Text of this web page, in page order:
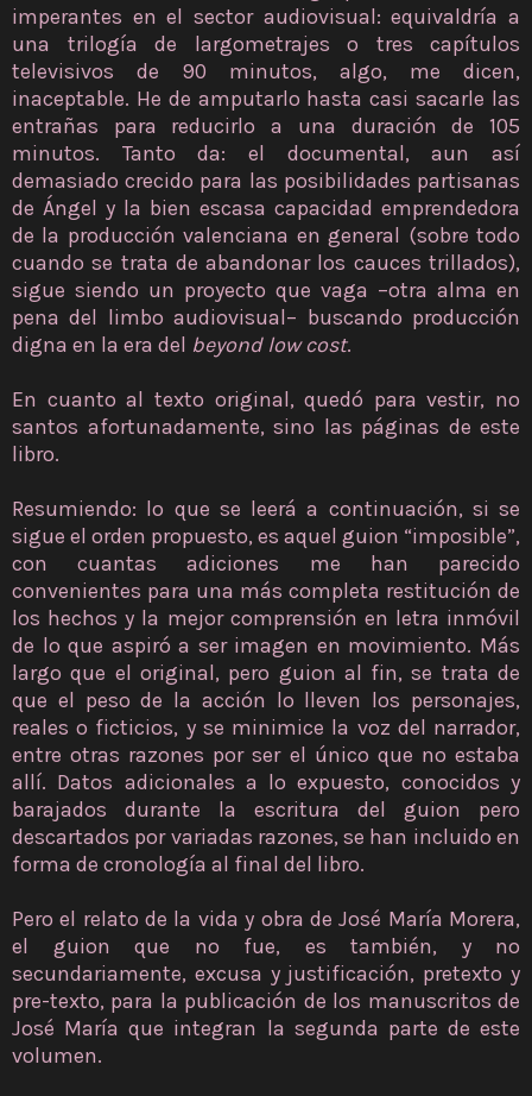
imperantes en el sector audiovisual: equivaldría a
una trilogía de largometrajes o tres capítulos
televisivos de 90 minutos, algo, me dicen,
inaceptable. He de amputarlo hasta casi sacarle las
entrañas para reducirlo a una duración de 105
minutos. Tanto da: el documental, aun así
demasiado crecido para las posibilidades partisanas
de Ángel y la bien escasa capacidad emprendedora
de la producción valenciana en general (sobre todo
cuando se trata de abandonar los cauces trillados),
sigue siendo un proyecto que vaga –otra alma en
pena del limbo audiovisual– buscando producción
digna en la era del beyond low cost.
En cuanto al texto original, quedó para vestir, no
santos afortunadamente, sino las páginas de este
libro.
Resumiendo: lo que se leerá a continuación, si se
sigue el orden propuesto, es aquel guion “imposible”,
con cuantas adiciones me han parecido
convenientes para una más completa restitución de
los hechos y la mejor comprensión en letra inmóvil
de lo que aspiró a ser imagen en movimiento. Más
largo que el original, pero guion al fin, se trata de
que el peso de la acción lo lleven los personajes,
reales o ficticios, y se minimice la voz del narrador,
entre otras razones por ser el único que no estaba
allí. Datos adicionales a lo expuesto, conocidos y
barajados durante la escritura del guion pero
descartados por variadas razones, se han incluido en
forma de cronología al final del libro.
Pero el relato de la vida y obra de José María Morera,
el guion que no fue, es también, y no
secundariamente, excusa y justificación, pretexto y
pre-texto, para la publicación de los manuscritos de
José María que integran la segunda parte de este
volumen.